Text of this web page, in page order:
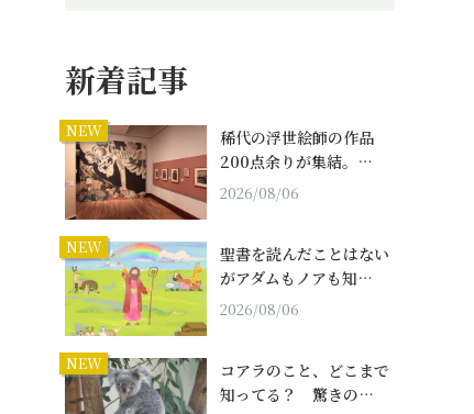
新着記事
NEW
稀代の浮世絵師の作品
200点余りが集結。…
2026/08/06
NEW
聖書を読んだことはない
がアダムもノアも知…
2026/08/06
NEW
コアラのこと、どこまで
知ってる？ 驚きの…